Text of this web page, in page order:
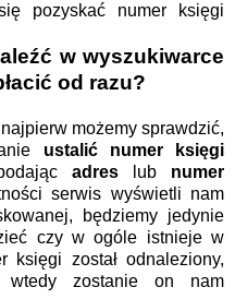
pozyskać numer księgi
w wyszukiwarce
od razu?
możemy sprawdzić,
ustalić
numer księgi
adres lub numer
serwis wyświetli nam
będziemy jedynie
czy w ogóle istnieje w
księgi został odnaleziony,
wtedy zostanie on nam